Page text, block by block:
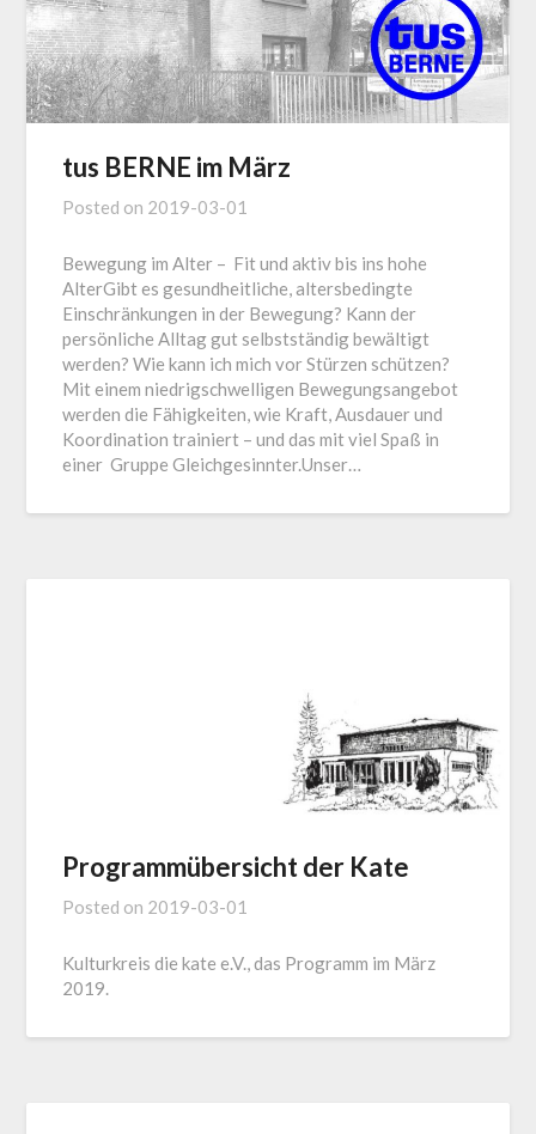
tus BERNE im März
Posted on 2019-03-01
Bewegung im Alter – Fit und aktiv bis ins hohe
AlterGibt es gesundheitliche, altersbedingte
Einschränkungen in der Bewegung? Kann der
persönliche Alltag gut selbstständig bewältigt
werden? Wie kann ich mich vor Stürzen schützen?
Mit einem niedrigschwelligen Bewegungsangebot
werden die Fähigkeiten, wie Kraft, Ausdauer und
Koordination trainiert – und das mit viel Spaß in
einer Gruppe Gleichgesinnter.Unser…
Programmübersicht der Kate
Posted on 2019-03-01
Kulturkreis die kate e.V., das Programm im März
2019.